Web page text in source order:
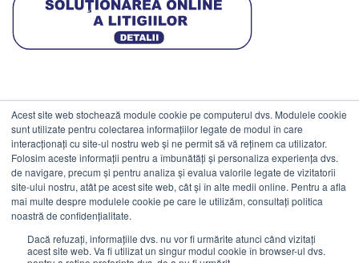
Acest site web stochează module cookie pe computerul dvs. Modulele cookie
sunt utilizate pentru colectarea informațiilor legate de modul în care
interacționați cu site-ul nostru web și ne permit să vă reținem ca utilizator.
Folosim aceste informații pentru a îmbunătăți și personaliza experiența dvs.
de navigare, precum și pentru analiza și evalua valorile legate de vizitatorii
site-ului nostru, atât pe acest site web, cât și în alte medii online. Pentru a afla
mai multe despre modulele cookie pe care le utilizăm, consultați politica
noastră de confidențialitate.
Dacă refuzați, informațiile dvs. nu vor fi urmărite atunci când vizitați
acest site web. Va fi utilizat un singur modul cookie în browser-ul dvs.
DATE COMERCIALE
ESTICO S.R.L.
CIF: RO1094402.
Reg.Com: J08/469/1991.